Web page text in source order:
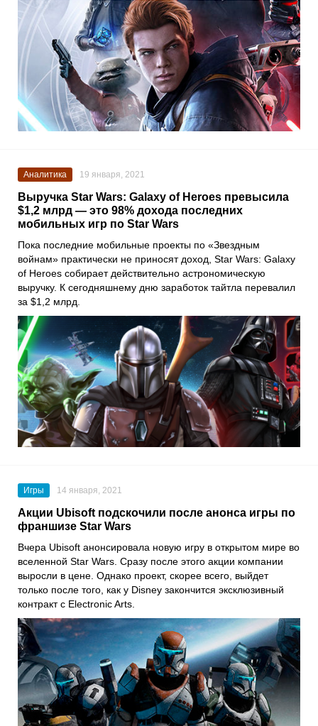
Аналитика 19 января, 2021
Выручка Star Wars: Galaxy of Heroes превысила
$1,2 млрд — это 98% дохода последних
мобильных игр по Star Wars
Пока последние мобильные проекты по «Звездным
войнам» практически не приносят доход, Star Wars: Galaxy
of Heroes собирает действительно астрономическую
выручку. К сегодняшнему дню заработок тайтла перевалил
за $1,2 млрд.
Игры 14 января, 2021
Акции Ubisoft подскочили после анонса игры по
франшизе Star Wars
Вчера Ubisoft анонсировала новую игру в открытом мире во
вселенной Star Wars. Сразу после этого акции компании
выросли в цене. Однако проект, скорее всего, выйдет
только после того, как у Disney закончится эксклюзивный
контракт с Electronic Arts.